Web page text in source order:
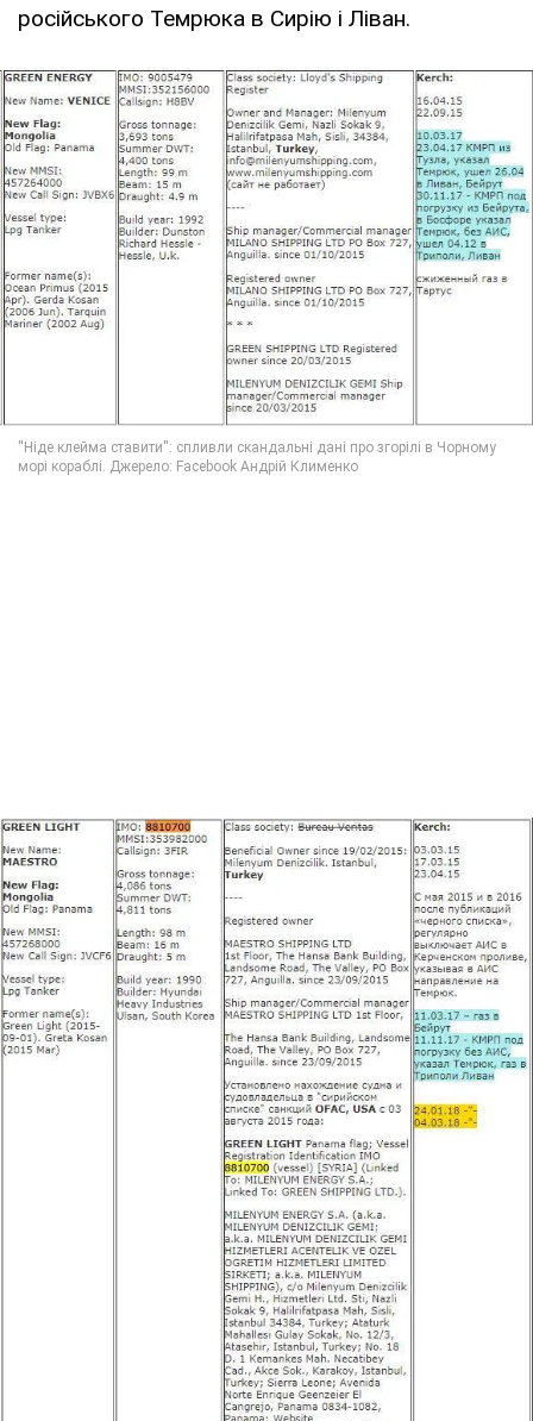
російського Темрюка в Сирію і Ліван.